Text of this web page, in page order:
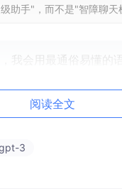
助手"，而不是"智障聊天
我会用最通俗易懂的
阅读全文
3